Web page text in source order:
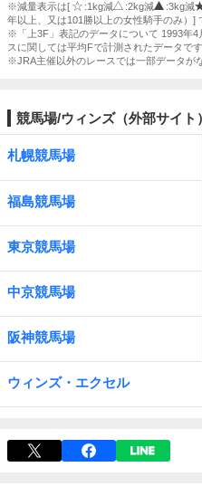
※減量表示は[
:1kg減 :2kg減 :3kg減
年以上、又は101勝以上の女性騎手のみ）]
※「上3F」表記のデータについて 1993年
スに関しては平均Fで計測されたデータです
※JRA主催以外のレースでは一部データが
競馬場/ウィンズ（外部サイト）
札幌競馬場
福島競馬場
東京競馬場
中京競馬場
阪神競馬場
ウィンズ・エクセル